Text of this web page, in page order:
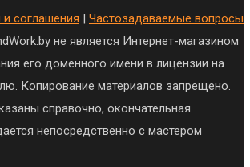
и соглашения | Частозадаваемые вопросы
не является Интернет-магазином
его доменного имени в лицензии на
Копирование материалов запрещено.
справочно, окончательная
непосредственно с мастером